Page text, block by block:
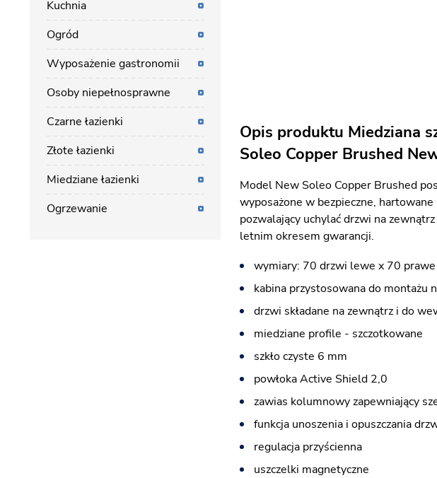
Opis produktu Miedziana
Soleo Copper Brushed
Model New Soleo Copper Brushed
wyposażone w bezpieczne,
pozwalający uchylać drzwi na
letnim okresem gwarancji.
wymiary: 70 drzwi lewe x 70
kabina przystosowana do montażu
drzwi składane na zewnątrz i do
miedziane profile - szczotkowane
szkło czyste 6 mm
powłoka Active Shield 2,0
zawias kolumnowy zapewniający
funkcja unoszenia i opuszczania
regulacja przyścienna
uszczelki magnetyczne
Kuchnia
Ogród
Wyposażenie gastronomii
Osoby niepełnosprawne
Czarne łazienki
Złote łazienki
Miedziane łazienki
Ogrzewanie